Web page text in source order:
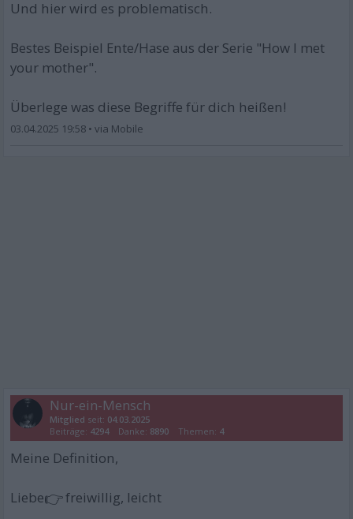
Und hier wird es problematisch.
Bestes Beispiel Ente/Hase aus der Serie "How I met
your mother".
Überlege was diese Begriffe für dich heißen!
03.04.2025 19:58 •
Nur-ein-Mensch
Mitglied seit: 04.03.2025
Beiträge: 4294 Danke: 8890 Themen: 4
Meine Definition,
Liebe👉freiwillig, leicht